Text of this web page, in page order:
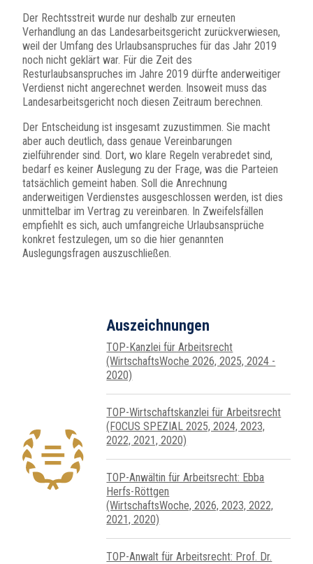
Der Rechtsstreit wurde nur deshalb zur erneuten
Verhandlung an das Landesarbeitsgericht zurückverwiesen,
weil der Umfang des Urlaubsanspruches für das Jahr 2019
noch nicht geklärt war. Für die Zeit des
Resturlaubsanspruches im Jahre 2019 dürfte anderweitiger
Verdienst nicht angerechnet werden. Insoweit muss das
Landesarbeitsgericht noch diesen Zeitraum berechnen.
Der Entscheidung ist insgesamt zuzustimmen. Sie macht
aber auch deutlich, dass genaue Vereinbarungen
zielführender sind. Dort, wo klare Regeln verabredet sind,
bedarf es keiner Auslegung zu der Frage, was die Parteien
tatsächlich gemeint haben. Soll die Anrechnung
anderweitigen Verdienstes ausgeschlossen werden, ist dies
unmittelbar im Vertrag zu vereinbaren. In Zweifelsfällen
empfiehlt es sich, auch umfangreiche Urlaubsansprüche
konkret festzulegen, um so die hier genannten
Auslegungsfragen auszuschließen.
Auszeichnungen
TOP-Kanzlei für Arbeitsrecht
(WirtschaftsWoche 2026, 2025, 2024 -
2020)
TOP-Wirtschafts­kanzlei für Arbeits­recht
(FOCUS SPEZIAL 2025, 2024, 2023,
2022, 2021, 2020)
TOP-Anwältin für Arbeitsrecht: Ebba
Herfs-Röttgen
(WirtschaftsWoche, 2026, 2023, 2022,
2021, 2020)
TOP-Anwalt für Arbeitsrecht: Prof. Dr.